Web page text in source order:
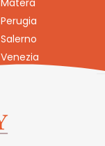
Perugia
Salerno
Venezia